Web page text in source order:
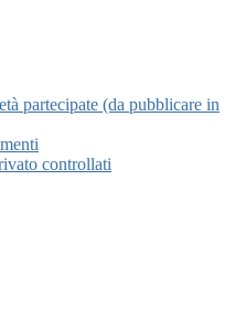
partecipate (da pubblicare in
controllati